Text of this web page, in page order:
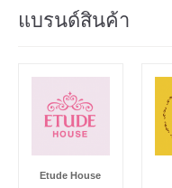
แบรนด์สินค้า
Etude House